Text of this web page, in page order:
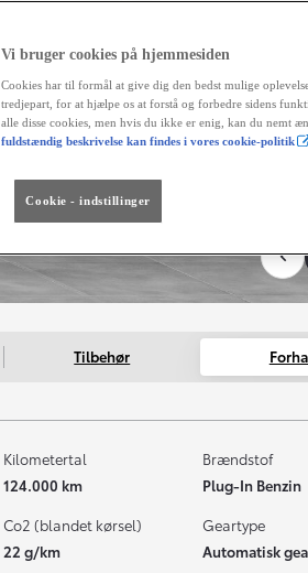
Tilbehør
Kilometertal
124.000 km
Brændstof
Plug-In Benzin
Co2 (blandet kørsel)
22 g/km
Geartype
Automatisk
Vi bruger cookies på hjemmesiden
Cookies har til formål at give dig den bedst mulige
tredjepart, for at hjælpe os at forstå og forbedre sidens
alle disse cookies, men hvis du ikke er enig, kan du nemt
fuldstændig beskrivelse kan findes i vores cookie-politik
Cookie - indstillinger